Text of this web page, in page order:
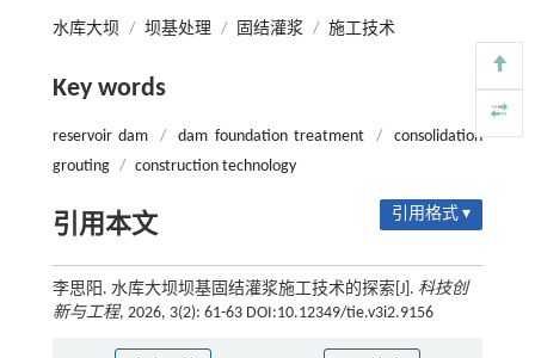
水库大坝 / 坝基处理 / 固结灌浆 / 施工技术
Key words
reservoir dam / dam foundation treatment /
consolidation
grouting / construction technology
引用本文 引用格式 ▾
李思阳. 水库大坝坝基固结灌浆施工技术的探索[J]. 科技创
新与工程, 2026, 3(2): 61-63 DOI:10.12349/tie.v3i2.9156